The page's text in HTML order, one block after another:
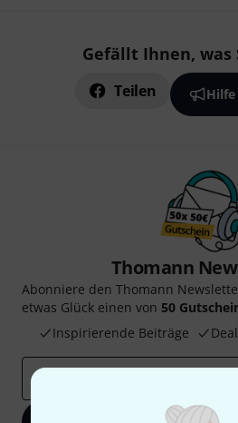
Gefällt Ihnen, was
Teilen Hilfe
Thomann
Abonniere den Thomann
etwas Glück einen von 50
Inspirierende Beiträge